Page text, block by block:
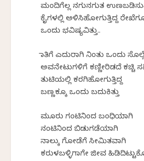
ಮಂದಿಗೆಲ್ಲ ನಗುನಗುತ
ಕೈಗಳಲ್ಲಿ ಅಳಿಸಿಹೋಗುತ್ತಿದ್ದ
ಒಂದು ಭವಿಷ್ಯವಿತ್ತು..
ಮಾತಿಗೆ ಎದುರಾಗಿ ನಿಂತು ಒಂದು
ಅವನೇಟುಗಳಿಗೆ ಕಣ್ಣೀರಿಡದೆ ಕಚ್ಚಿ
ತುಟಿಯಲ್ಲಿ ಕರಗಿಹೋಗುತ್ತಿದ್ದ
ಬಣ್ಣಕ್ಕೂ ಒಂದು ಬದುಕಿತ್ತು
ಮೂರು ಗಂಟಿನಿಂದ ಬಂಧಿಯಾಗಿ
ನಂಟಿನಿಂದ ಬಿಡುಗಡೆಯಾಗಿ
ನಾಲ್ಕು ಗೋಡೆಗೆ ಸೀಮಿತವಾಗಿ
ಕರುಳಬಳ್ಳಿಗಾಗೇ ಜೀವ